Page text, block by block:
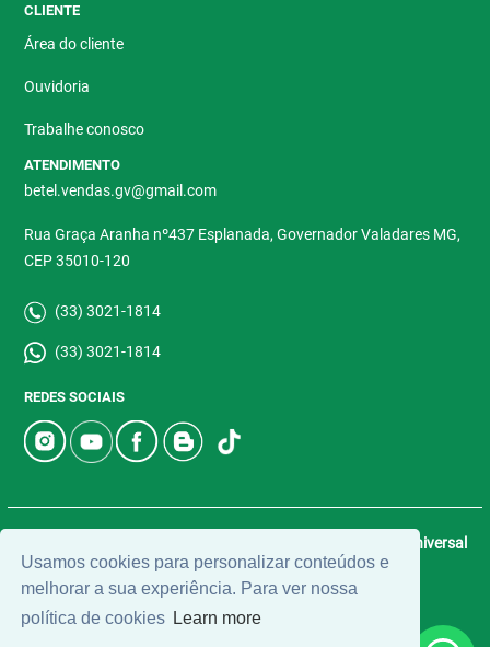
Usamos cookies para personalizar conteúdos e
melhorar a sua experiência. Para ver nossa
política de cookies Learn more
CLIENTE
Área do cliente
Ouvidoria
Trabalhe conosco
ATENDIMENTO
betel.vendas.gv@gmail.com
Rua Graça Aranha nº437 Esplanada, Governador Valadares MG,
CEP 35010-120
(33) 3021-1814
(33) 3021-1814
REDES SOCIAIS
Universal
Software.